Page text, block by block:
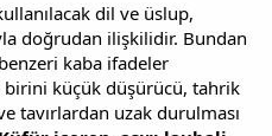
dil ve üslup,
doğrudan ilişkilidir. Bundan
kaba ifadeler
birini küçük düşürücü, tahrik
tavırlardan uzak durulması